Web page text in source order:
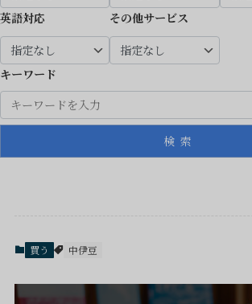
英語対応 その他サービス
キーワード
検索
買う 中伊豆